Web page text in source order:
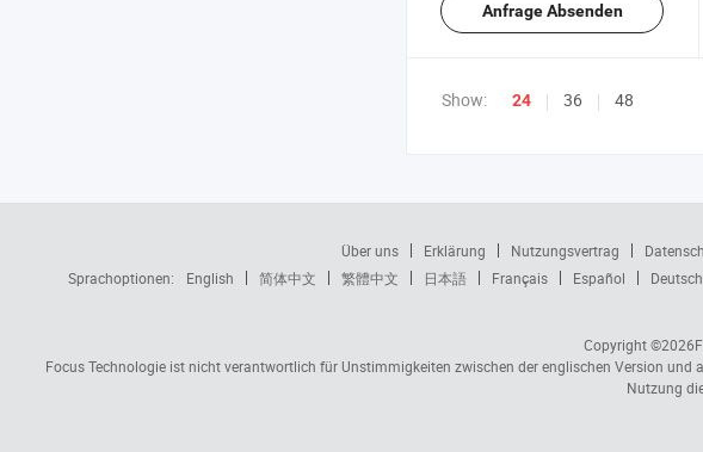
Anfrage Absenden
Show: 24 36 48
Über uns Erklärung Nutzungsvertrag
Sprachoptionen:
English 简体中文 繁體中文 日本語 Français Español Deutsch
Copyright ©2026
Focus Technologie ist nicht verantwortlich für Unstimmigkeiten zwischen der englischen Version
Nutzung